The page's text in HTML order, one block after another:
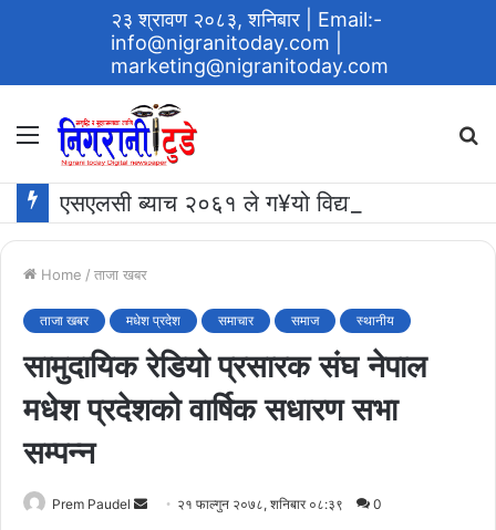
२३ श्रावण २०८३, शनिबार
| Email:-
info@nigranitoday.com
marketing@nigranitoday.com
Menu
Home / ताजा खबर
ताजा खबर मधेश प्रदेश समाचार समाज स्थानीय
सामुदायिक रेडियो प्रसारक संघ नेपाल
मधेश प्रदेशको वार्षिक सधारण सभा
सम्पन्न
Prem Paudel
Send २१ फाल्गुन २०७८, शनिबार ०८:३९ 0